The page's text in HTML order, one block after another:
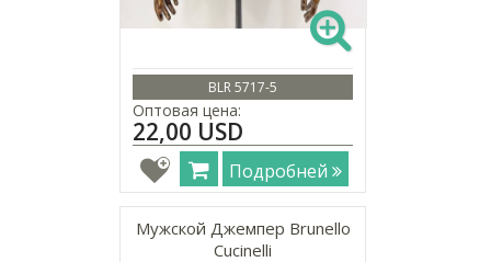
BLR 5717-5
Оптовая цена:
22,00 USD
Подробней
Мужской Джемпер Brunello
Cucinelli